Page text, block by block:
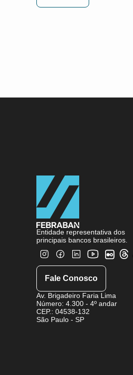
Entidade representativa dos
principais bancos brasileiros.
Fale Conosco
Av. Brigadeiro Faria Lima
Número: 4.300 - 4º andar
CEP.: 04538-132
São Paulo - SP